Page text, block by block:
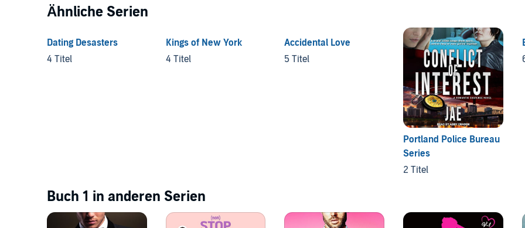
Ähnliche Serien
Dating Desasters
4 Titel
Kings of New York
4 Titel
Accidental Love
5 Titel
Portland Police Bureau
Series
2 Titel
Buch 1 in anderen Serien